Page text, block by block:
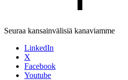
Seuraa kansainvälisiä kanaviamme
LinkedIn
X
Facebook
Youtube